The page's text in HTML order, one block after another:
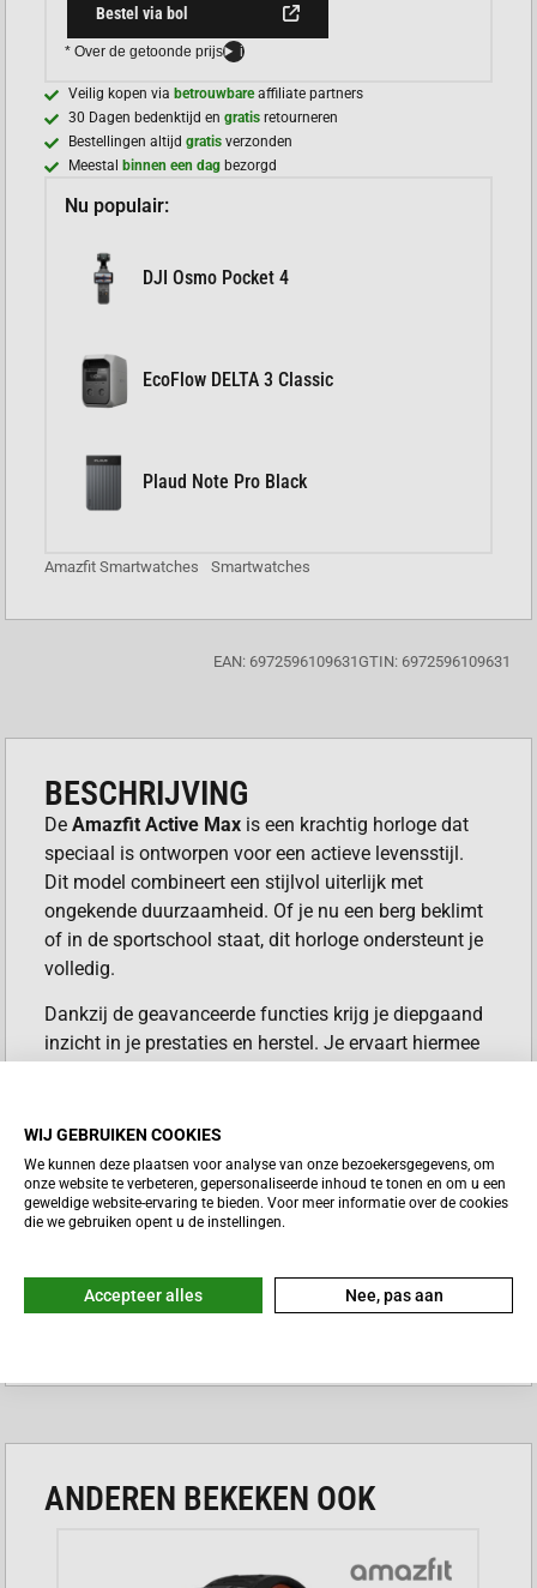
Bestel via bol
* Over de getoonde prijs i
Veilig kopen viabetrouwbareaffiliate partners
30 Dagen bedenktijd engratis retourneren
Bestellingen altijdgratisverzonden
Meestalbinnen een dag bezorgd
Nu populair:
DJI Osmo Pocket 4
EcoFlow DELTA 3 Classic
Plaud Note Pro Black
Amazfit Smartwatches Smartwatches
EAN: 6972596109631GTIN: 6972596109631
BESCHRIJVING
DeAmazfit Active Max is een krachtig horloge dat
speciaal is ontworpen voor een actieve levensstijl.
Dit model combineert een stijlvol uiterlijk met
ongekende duurzaamheid. Of je nu een berg beklimt
of in de sportschool staat, dit horloge ondersteunt je
volledig.
Dankzij de geavanceerde functies krijg je diepgaand
inzicht in je prestaties en herstel. Je ervaart hiermee
VOORDELEN AMAZFIT ACTIVE
MAX
gebruik tijdens lange expedities.
Groot en helder AMOLED-display dat zelfs in
zorgen kunt zwemmen of douchen.
een compleet beeld van je welzijn.
ANDEREN BEKEKEN OOK
WIJ GEBRUIKEN COOKIES
We kunnen deze plaatsen voor analyse van onze bezoekersgegevens, om
onze website te verbeteren, gepersonaliseerde inhoud te tonen en om u een
geweldige website-ervaring te bieden. Voor meer informatie over de cookies
die we gebruiken opent u de instellingen.
Accepteer alles Nee, pas aan